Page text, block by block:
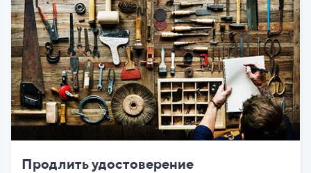
Продлить удостоверение